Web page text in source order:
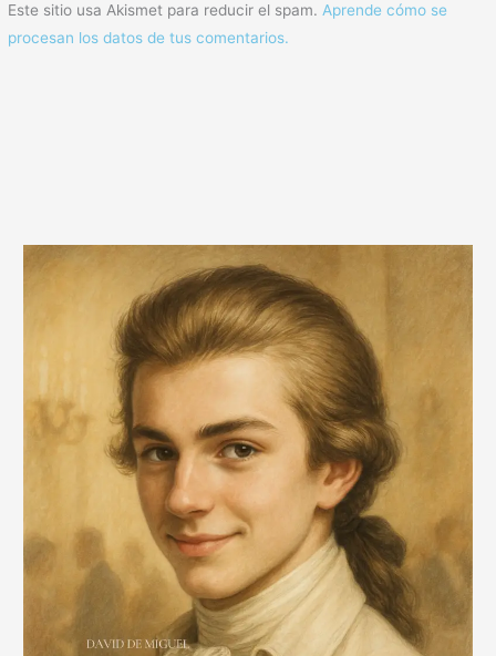
Este sitio usa Akismet para reducir el spam. Aprende cómo se
procesan los datos de tus comentarios.